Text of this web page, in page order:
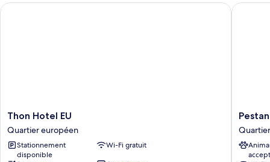
Thon
Hotel
EU
Quartier
européen
Thon Hotel EU
Quartier européen
Stationnement
disponible
Wi-Fi gratuit
Thon Hotel EU
Pestana
Brussels
Quartier
Pestana